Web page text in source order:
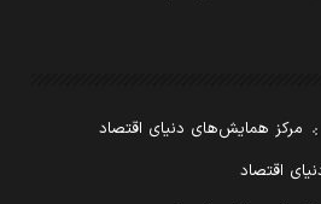
مرکز همایش‌های دنیای اقتصاد
اقتصاد